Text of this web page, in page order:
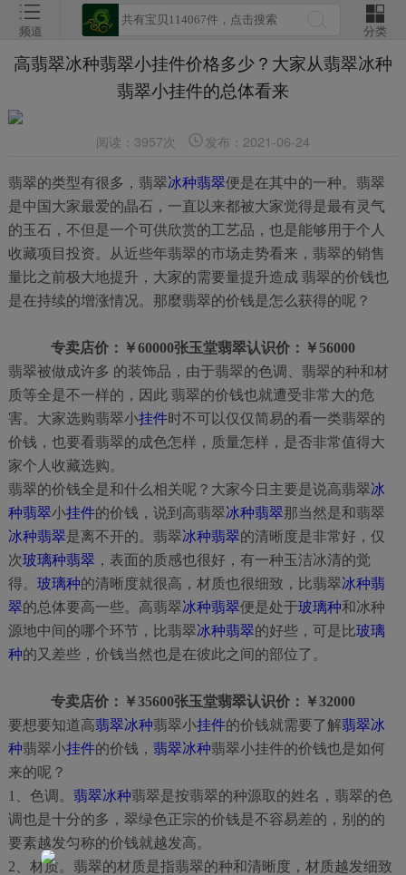
频道 分类
高翡翠冰种翡翠小挂件价格多少？大家从翡翠冰种
翡翠小挂件的总体看来
阅读：3957次 发布：2021-06-24
翡翠的类型有很多，翡翠冰种翡翠便是在其中的一种。翡翠
是中国大家最爱的晶石，一直以来都被大家觉得是最有灵气
的玉石，不但是一个可供欣赏的工艺品，也是能够用于个人
收藏项目投资。从近些年翡翠的市场走势看来，翡翠的销售
量比之前极大地提升，大家的需要量提升造成 翡翠的价钱也
是在持续的增涨情况。那麼翡翠的价钱是怎么获得的呢？
专卖店价：￥60000张玉堂翡翠认识价：￥56000
翡翠被做成许多 的装饰品，由于翡翠的色调、翡翠的种和材
质等全是不一样的，因此 翡翠的价钱也就遭受非常大的危
害。大家选购翡翠小挂件时不可以仅仅简易的看一类翡翠的
价钱，也要看翡翠的成色怎样，质量怎样，是否非常值得大
家个人收藏选购。
翡翠的价钱全是和什么相关呢？大家今日主要是说高翡翠冰
种翡翠小挂件的价钱，说到高翡翠冰种翡翠那当然是和翡翠
冰种翡翠是离不开的。翡翠冰种翡翠的清晰度是非常好，仅
次玻璃种翡翠，表面的质感也很好，有一种玉洁冰清的觉
得。 玻璃种的清晰度就很高，材质也很细致，比翡翠冰种翡
翠的总体要高一些。高翡翠冰种翡翠便是处于玻璃种和冰种
源地中间的哪个环节，比翡翠冰种翡翠的好些，可是比玻璃
种的又差些，价钱当然也是在彼此之间的部位了。
专卖店价：￥35600张玉堂翡翠认识价：￥32000
要想要知道高翡翠冰种翡翠小挂件的价钱就需要了解翡翠冰
种翡翠小挂件的价钱， 翡翠冰种翡翠小挂件的价钱也是如何
来的呢？
1、色调。 翡翠冰种翡翠是按翡翠的种源取的姓名，翡翠的色
调也是十分的多，翠绿色正宗的价钱是不容易差的，别的的
要素越发匀称的价钱就越发高。
2、材质。翡翠的材质是指翡翠的种和清晰度，材质越发细致